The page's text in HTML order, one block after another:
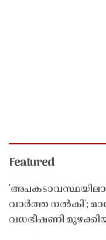
Featured
'അപകടാവസ്ഥയിലായ
വാർത്ത നൽകി';
വധഭീഷണി